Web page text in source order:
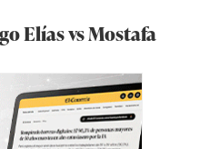
Elías vs Mostafa